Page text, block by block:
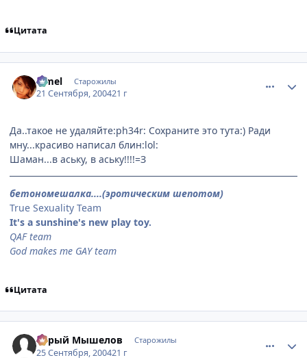
Цитата
Limel Старожилы
21 Сентября, 200421 г
Да..такое не удаляйте:ph34r: Сохраните это тута:) Ради
мну...красиво написал блин:lol:
Шаман...в аську, в аську!!!!=З
бетономешалка....(эротическим шепотом)
True Sexuality Team
It's a sunshine's new play toy.
QAF team
God makes me GAY team
Цитата
Серый Мышелов Старожилы
25 Сентября, 200421 г